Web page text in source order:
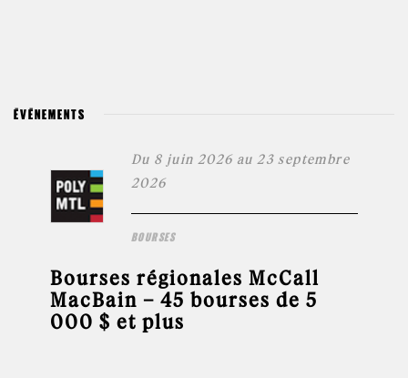
ÉVÉNEMENTS
Du 8 juin 2026 au 23 septembre
2026
BOURSES
Bourses régionales McCall
MacBain – 45 bourses de 5
000 $ et plus